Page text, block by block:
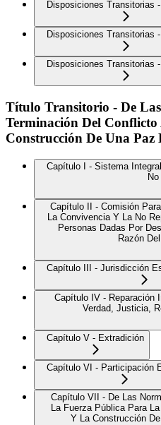
Disposiciones Transitorias
Disposiciones Transitorias
Disposiciones Transitorias
Título Transitorio - De
Terminación Del
Construcción De Una Paz
Capítulo I - Sistema
Capítulo II - Comisión
La Convivencia Y La No
Personas Dadas Por
Razón
Capítulo III - Jurisdicción
Capítulo IV - Reparación
Verdad, Justicia,
Capítulo V - Extradición
Capítulo VI - Participación
Capítulo VII - De Las
La Fuerza Pública Para
Y La Construcción